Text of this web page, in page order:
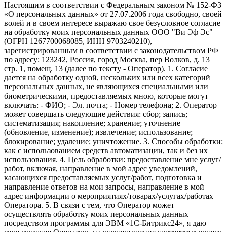
Настоящим в соответствии с Федеральным законом № 152-ФЗ
«О персональных данных» от 27.07.2006 года свободно, своей
волей и в своем интересе выражаю свое безусловное согласие
на обработку моих персональных данных ООО "Ви Эф Эс"
(ОГРН 1267700068085, ИНН 9703240210),
зарегистрированным в соответствии с законодательством РФ
по адресу: 123242, Россия, город Москва, пер Волков, д. 13
стр. 1, помещ. 13 (далее по тексту - Оператор). 1. Согласие
дается на обработку одной, нескольких или всех категорий
персональных данных, не являющихся специальными или
биометрическими, предоставляемых мною, которые могут
включать: - ФИО; - Эл. почта; - Номер телефона; 2. Оператор
может совершать следующие действия: сбор; запись;
систематизация; накопление; хранение; уточнение
(обновление, изменение); извлечение; использование;
блокирование; удаление; уничтожение. 3. Способы обработки:
как с использованием средств автоматизации, так и без их
использования. 4. Цель обработки: предоставление мне услуг/
работ, включая, направление в мой адрес уведомлений,
касающихся предоставляемых услуг/работ, подготовка и
направление ответов на мои запросы, направление в мой
адрес информации о мероприятиях/товарах/услугах/работах
Оператора. 5. В связи с тем, что Оператор может
осуществлять обработку моих персональных данных
посредством программы для ЭВМ «1С-Битрикс24», я даю